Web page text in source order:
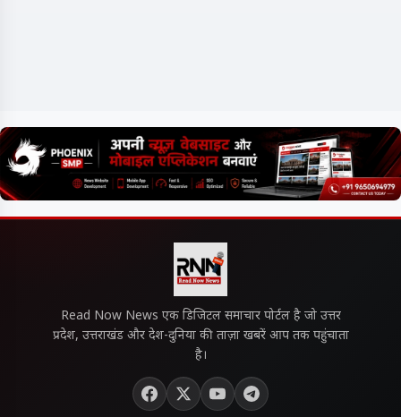
Read Now News एक डिजिटल समाचार पोर्टल है जो उत्तर
प्रदेश, उत्तराखंड और देश-दुनिया की ताज़ा खबरें आप तक पहुंचाता
है।